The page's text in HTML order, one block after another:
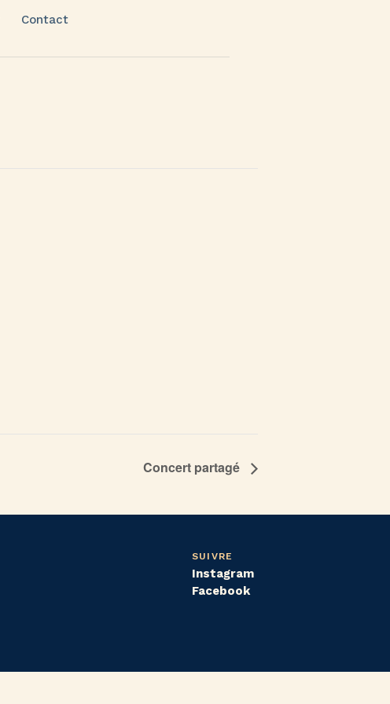
Contact
Concert partagé
SUIVRE
Instagram
Facebook